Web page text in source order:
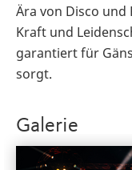
Ära von Disco
Kraft und
garantiert für
sorgt.
Galerie